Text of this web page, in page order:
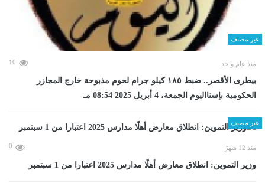
غير مصنف
منذ عام واحد 10
بيطرى الأقصر.. ضبط ١٨٥ كيلو جرام لحوم مذبوحة خارج المجازر
الحكومية بإسنااليوم الجمعة، 4 أبريل 2025 08:54 مـ
غير مصنف
منذ 12 شهرًا 0
وزير التموين: انطلاق معارض أهلًا مدارس 2025 اعتبارا من 1 سبتمبر